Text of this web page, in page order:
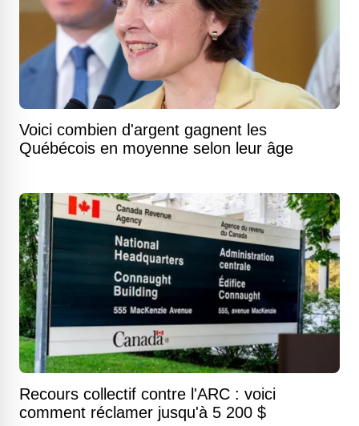
Voici combien d'argent gagnent les
Québécois en moyenne selon leur âge
Recours collectif contre l'ARC : voici
comment réclamer jusqu'à 5 200 $